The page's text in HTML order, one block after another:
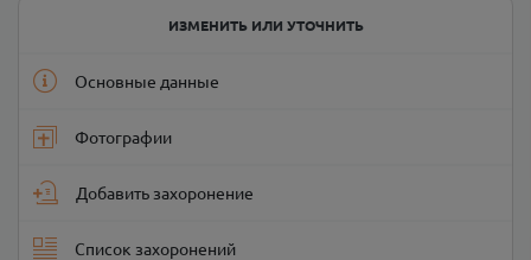
ИЗМЕНИТЬ ИЛИ УТОЧНИТЬ
Основные данные
Фотографии
Добавить захоронение
Список захоронений